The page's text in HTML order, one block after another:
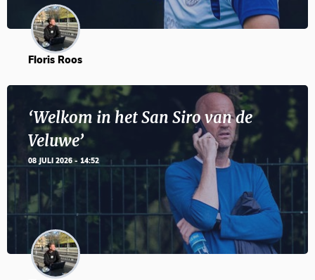
Floris Roos
‘Welkom in het San Siro van de
Veluwe’
08 JULI 2026 - 14:52